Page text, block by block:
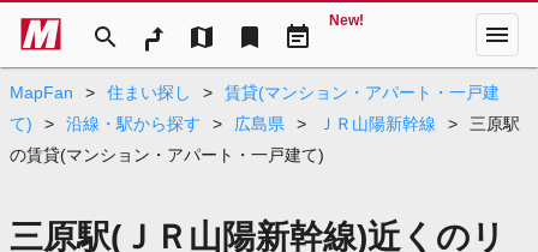
search map bookmark event_note
New! menu
MapFan > 住まい探し >
賃貸(マンション・アパート・一戸建
て)
> 沿線・駅から探す > 広島県 > ＪＲ山陽新幹線 >
三原駅
の賃貸(マンション・アパート・一戸建て)
三原駅(ＪＲ山陽新幹線)近くのリ